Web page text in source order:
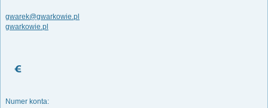
gwarek@gwarkowie.pl
gwarkowie.pl
Numer konta: